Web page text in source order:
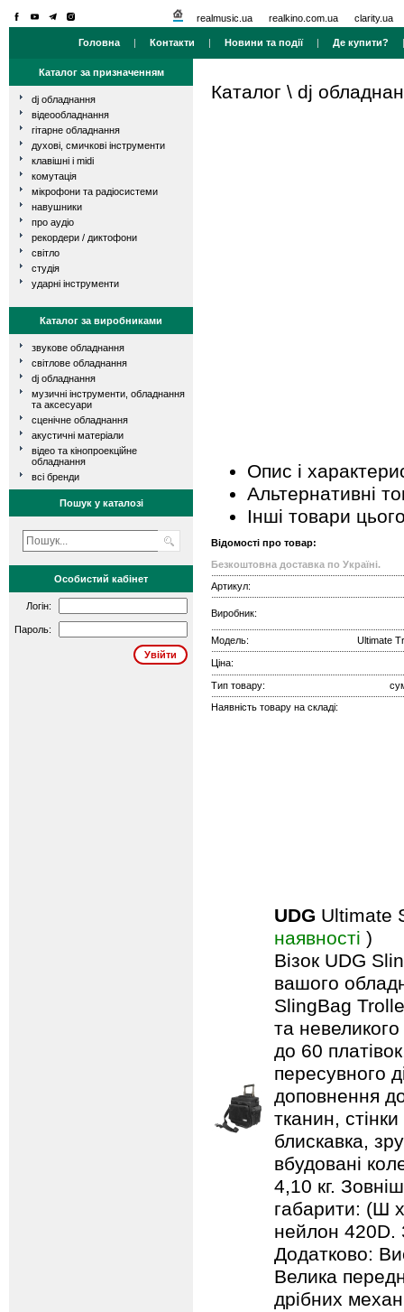
realmusic.ua realkino.com.ua clarity.ua
Головна | Контакти | Новини та події| Де купити?
Каталог за призначенням
dj обладнання
відеообладнання
гітарне обладнання
духові, смичкові інструменти
клавішні і midi
комутація
мікрофони та радіосистеми
навушники
про аудіо
рекордери / диктофони
світло
студія
ударні інструменти
Каталог за виробниками
звукове обладнання
світлове обладнання
dj обладнання
музичні інструменти, обладнання
та аксесуари
сценічне обладнання
акустичні матеріали
відео та кінопроекційне
обладнання
всі бренди
Пошук у каталозі
Особистий кабінет
Логін:
Пароль:
Каталог \ dj
Опис і
Альтернативні
Інші товари
Відомості про товар:
Безкоштовна доставка по Україні.
Артикул:
Виробник:
Модель: Ultimate
Ціна:
Тип товару:
Наявність товару на складі:
UDG Ultimate
наявності )
Візок UDG
вашого
SlingBag
та
до 60
пересувного
доповнення
тканин,
блискавка,
вбудовані
4,10 кг.
габарити: (Ш
нейлон 420D.
Додатково:
Велика
дрібних